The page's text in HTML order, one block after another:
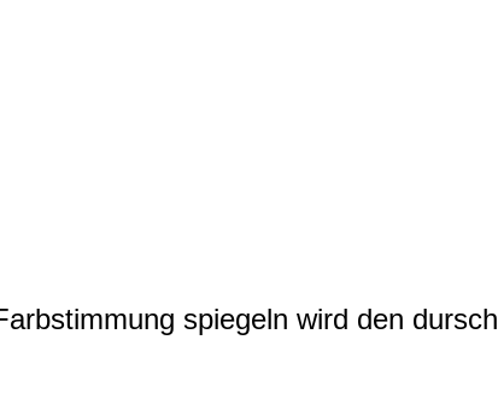
spiegeln wird den